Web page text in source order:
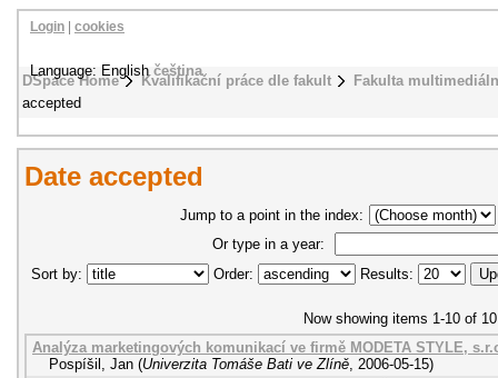
DSpace Home Kvalifikační práce dle fakult
Fakulta
accepted
Login cookies
Language: Englishčeština
Date accepted
Jump to a point in the index:
Or type in a year:
Sort by:
Order: Results:
Now showing items 1-10 of 10
Analýza marketingových komunikací ve firmě MODETA STYLE,
Pospíšil, Jan (Univerzita Tomáše Bati ve Zlíně, 2006-05-15)